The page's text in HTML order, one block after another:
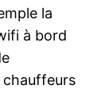
la
à bord
chauffeurs